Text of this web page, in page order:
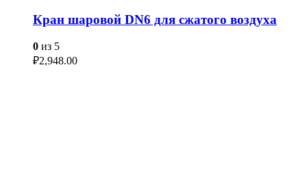
Кран шаровой DN6 для сжатого воздуха
0 из 5
₽2,948.00